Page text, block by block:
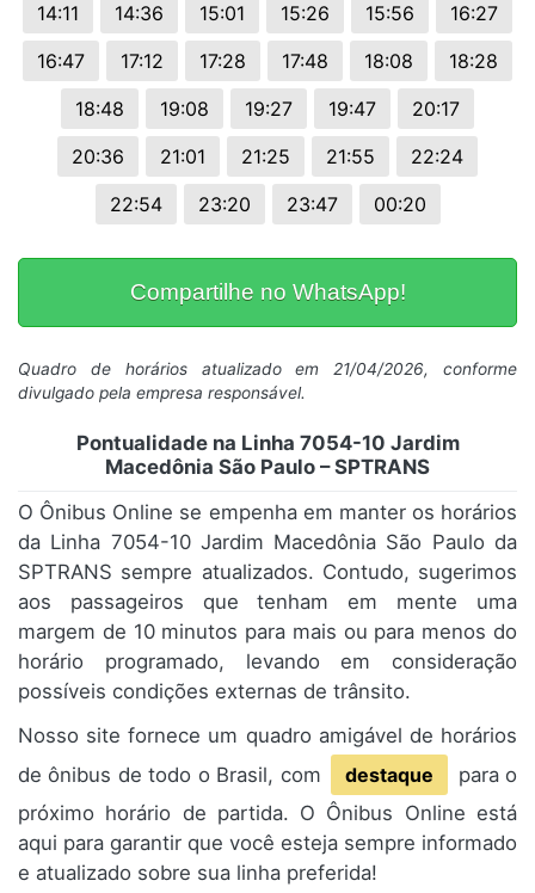
14:11
14:36 15:01 15:26 15:56
16:27
16:47
17:12 17:28 17:48 18:08
18:28
18:48
19:08 19:27 19:47
20:17
20:36
21:01 21:25 21:55
22:24
22:54
23:20 23:47 00:20
Compartilhe no WhatsApp!
Quadro de horários atualizado em 21/04/2026, conforme
divulgado pela empresa responsável.
Pontualidade na Linha 7054-10 Jardim
Macedônia São Paulo – SPTRANS
O Ônibus Online se empenha em manter os horários
da Linha 7054-10 Jardim Macedônia São Paulo da
SPTRANS sempre atualizados. Contudo, sugerimos
aos passageiros que tenham em mente uma
margem de 10 minutos para mais ou para menos do
horário programado, levando em consideração
possíveis condições externas de trânsito.
Nosso site fornece um quadro amigável de horários
de ônibus de todo o Brasil, com
destaque
para o
próximo horário de partida. O Ônibus Online está
aqui para garantir que você esteja sempre informado
e atualizado sobre sua linha preferida!